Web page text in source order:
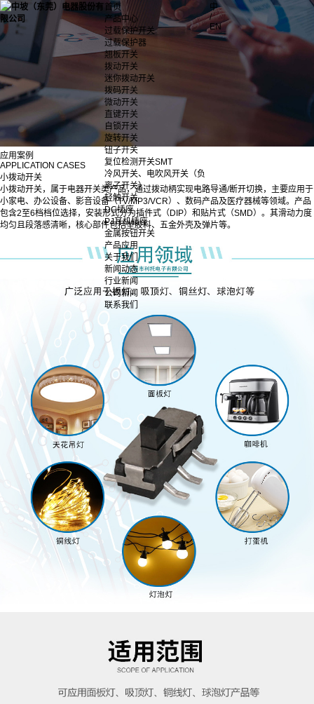
首页
产品中心
过载保护开关
过载保护器
翘板开关
拨动开关
迷你拨动开关
拨码开关
微动开关
直键开关
自锁开关
旋转开关
钮子开关
复位检测开关SMT
冷风开关、电吹风开关（负
离子开关）
轻触开关
DC插座
PJ耳机插座
金属按钮开关
产品应用
关于我们
新闻动态
行业新闻
公司新闻
联系我们
中
/
EN
应用案例
APPLICATION CASES
小拨动开关
小拨动开关，属于电器开关类产品，通过拨动柄实现电路导通/断开切换，主要应用于
小家电、办公设备、影音设备（TV/MP3/VCR）、数码产品及医疗器械等领域。产品
包含2至6档档位选择，安装形式分为插件式（DIP）和贴片式（SMD）。其滑动力度
均匀且段落感清晰，核心部件包括塑胶料、五金外壳及弹片等。